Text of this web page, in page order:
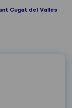
Cugat del Vallès